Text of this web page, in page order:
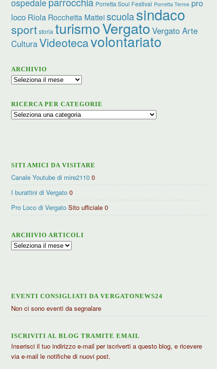
ospedale Porretta Soul Festival Porretta Terme pro
loco Riola Rocchetta Matteiscuolasindaco
sport storia turismoVergato Vergato Arte
CulturaVideotecavolontariato
ARCHIVIO
Archivio
RICERCA PER CATEGORIE
Ricerca
SITI AMICI DA VISITARE
Canale Youtube di mire2110 0
I burattini di Vergato 0
Pro Loco di Vergato Sito ufficiale 0
ARCHIVIO ARTICOLI
Archivio
EVENTI CONSIGLIATI DA VERGATONEWS24
Non ci sono eventi da segnalare
ISCRIVITI AL BLOG TRAMITE EMAIL
Inserisci il tuo indirizzo e-mail per iscriverti a questo blog, e ricevere
via e-mail le notifiche di nuovi post.